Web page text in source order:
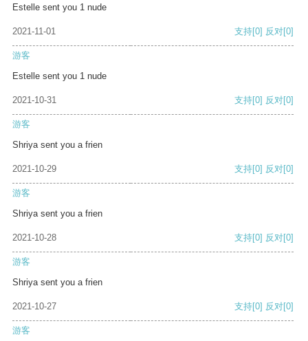
Estelle sent you 1 nude
2021-11-01 支持[0] 反对[0]
游客
Estelle sent you 1 nude
2021-10-31 支持[0] 反对[0]
游客
Shriya sent you a frien
2021-10-29 支持[0] 反对[0]
游客
Shriya sent you a frien
2021-10-28 支持[0] 反对[0]
游客
Shriya sent you a frien
2021-10-27 支持[0] 反对[0]
游客